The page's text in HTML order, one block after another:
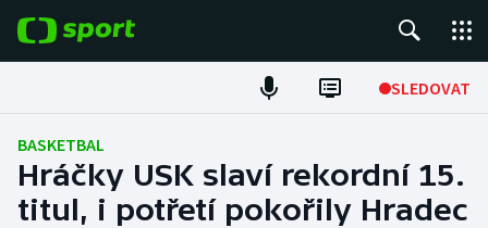
SLEDOVAT
Fotbal
Hokej
BASKETBAL
Hráčky USK slaví rekordní 15.
titul, i potřetí pokořily Hradec